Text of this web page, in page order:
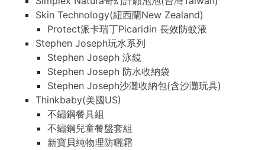
Skin Technology(紐西蘭New Zealand)
Protect派卡瑞丁Picaridin 長效防蚊液
Stephen Joseph玩水系列
Stephen Joseph 泳鏡
Stephen Joseph 防水收納袋
Stephen Joseph沙灘收納包(含沙灘玩具)
Thinkbaby(美國US)
不鏽鋼餐具組
不鏽鋼兒童餐盤套組
新寶貝純物理防曬霜